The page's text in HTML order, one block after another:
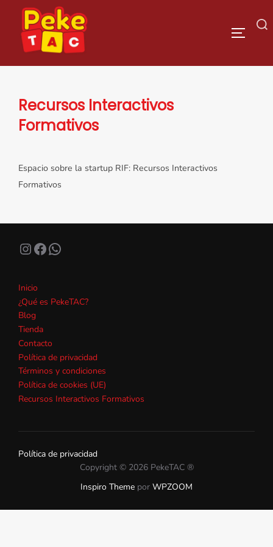
Saltar
contenido
Buscar:
Recursos Interactivos
Formativos
Espacio sobre la startup RIF: Recursos Interactivos
Formativos
Instagram
Facebook
WhatsApp
Inicio
¿Qué es PekeTAC?
Blog
Tienda
Contacto
Política de privacidad
Términos y condiciones
Política de cookies (UE)
Recursos Interactivos Formativos
Política de privacidad
Copyright © 2026 PekeTAC ®
Inspiro Theme por WPZOOM